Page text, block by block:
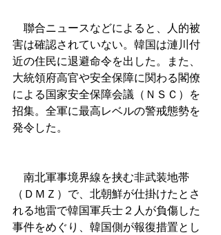
聯合ニュースなどによると、人的被
害は確認されていない。韓国は漣川付
近の住民に退避命令を出した。また、
大統領府高官や安全保障に関わる閣僚
による国家安全保障会議（ＮＳＣ）を
招集。全軍に最高レベルの警戒態勢を
発令した。
南北軍事境界線を挟む非武装地帯
（ＤＭＺ）で、北朝鮮が仕掛けたとさ
れる地雷で韓国軍兵士２人が負傷した
事件をめぐり、韓国側が報復措置とし